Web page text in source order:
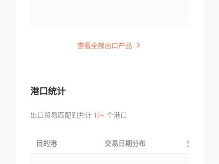
查看全部出口产品
港口统计
出口贸易匹配到共计 10+个港口
目的港 交易日期分布 交易产品